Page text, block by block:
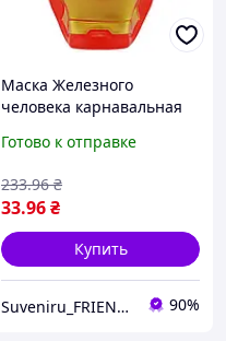
Маска Железного
человека карнавальная
красная Marvel
и взрослых
Готово к отправке
33.96₴
233.96 ₴
Купить
Suveniru_FRIENDS 90%